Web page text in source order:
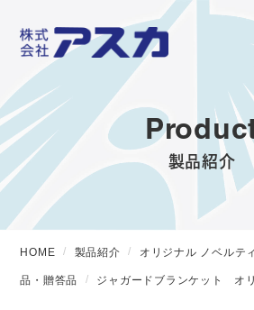
製品紹介
HOME 製品紹介 オリジナル ノベルティ
品・贈答品 ジャガードブランケット オ